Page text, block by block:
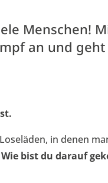
Menschen!
an und
in denen
Wie bist du darauf